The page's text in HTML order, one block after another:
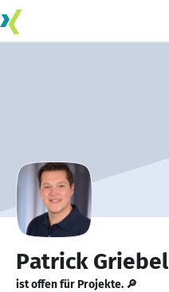
Patrick Griebel
ist offen für Projekte. 🔎